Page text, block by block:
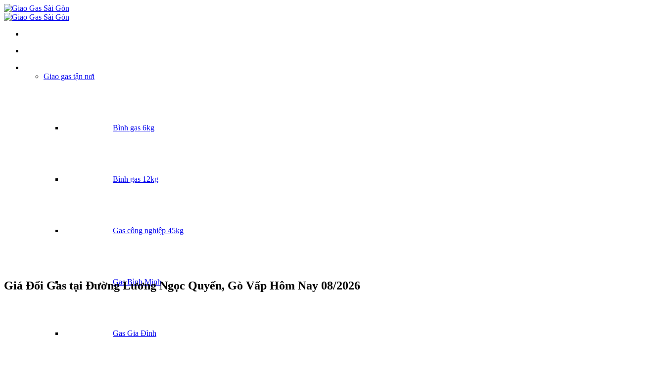
Giao gas tận nơi
Bình gas 6kg
Bình gas 12kg
Gas công nghiệp 45kg
Gas Bình Minh
Gas Gia Đình
Giá Đổi Gas tại Đường Lương Ngọc Quyến, Gò Vấp Hôm Nay 08/2026